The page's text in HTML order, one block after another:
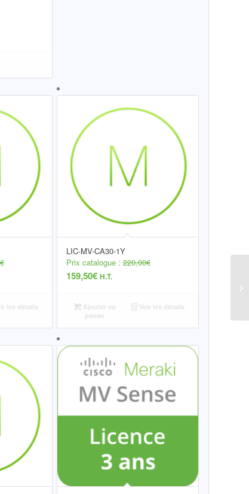
€
les détails
LIC-MV-CA30-1Y
Prix catalogue : 220,00€
159,50€ H.T.
Ajouter au
panier
Voir les détails